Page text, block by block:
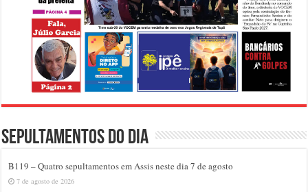
Sepultamentos do dia
B119 – Quatro sepultamentos em Assis neste dia 7 de agosto
7 de agosto de 2026